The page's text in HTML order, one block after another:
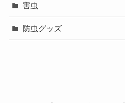
害虫
防虫グッズ